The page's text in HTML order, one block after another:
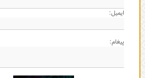
ایمیل:
پیغام: